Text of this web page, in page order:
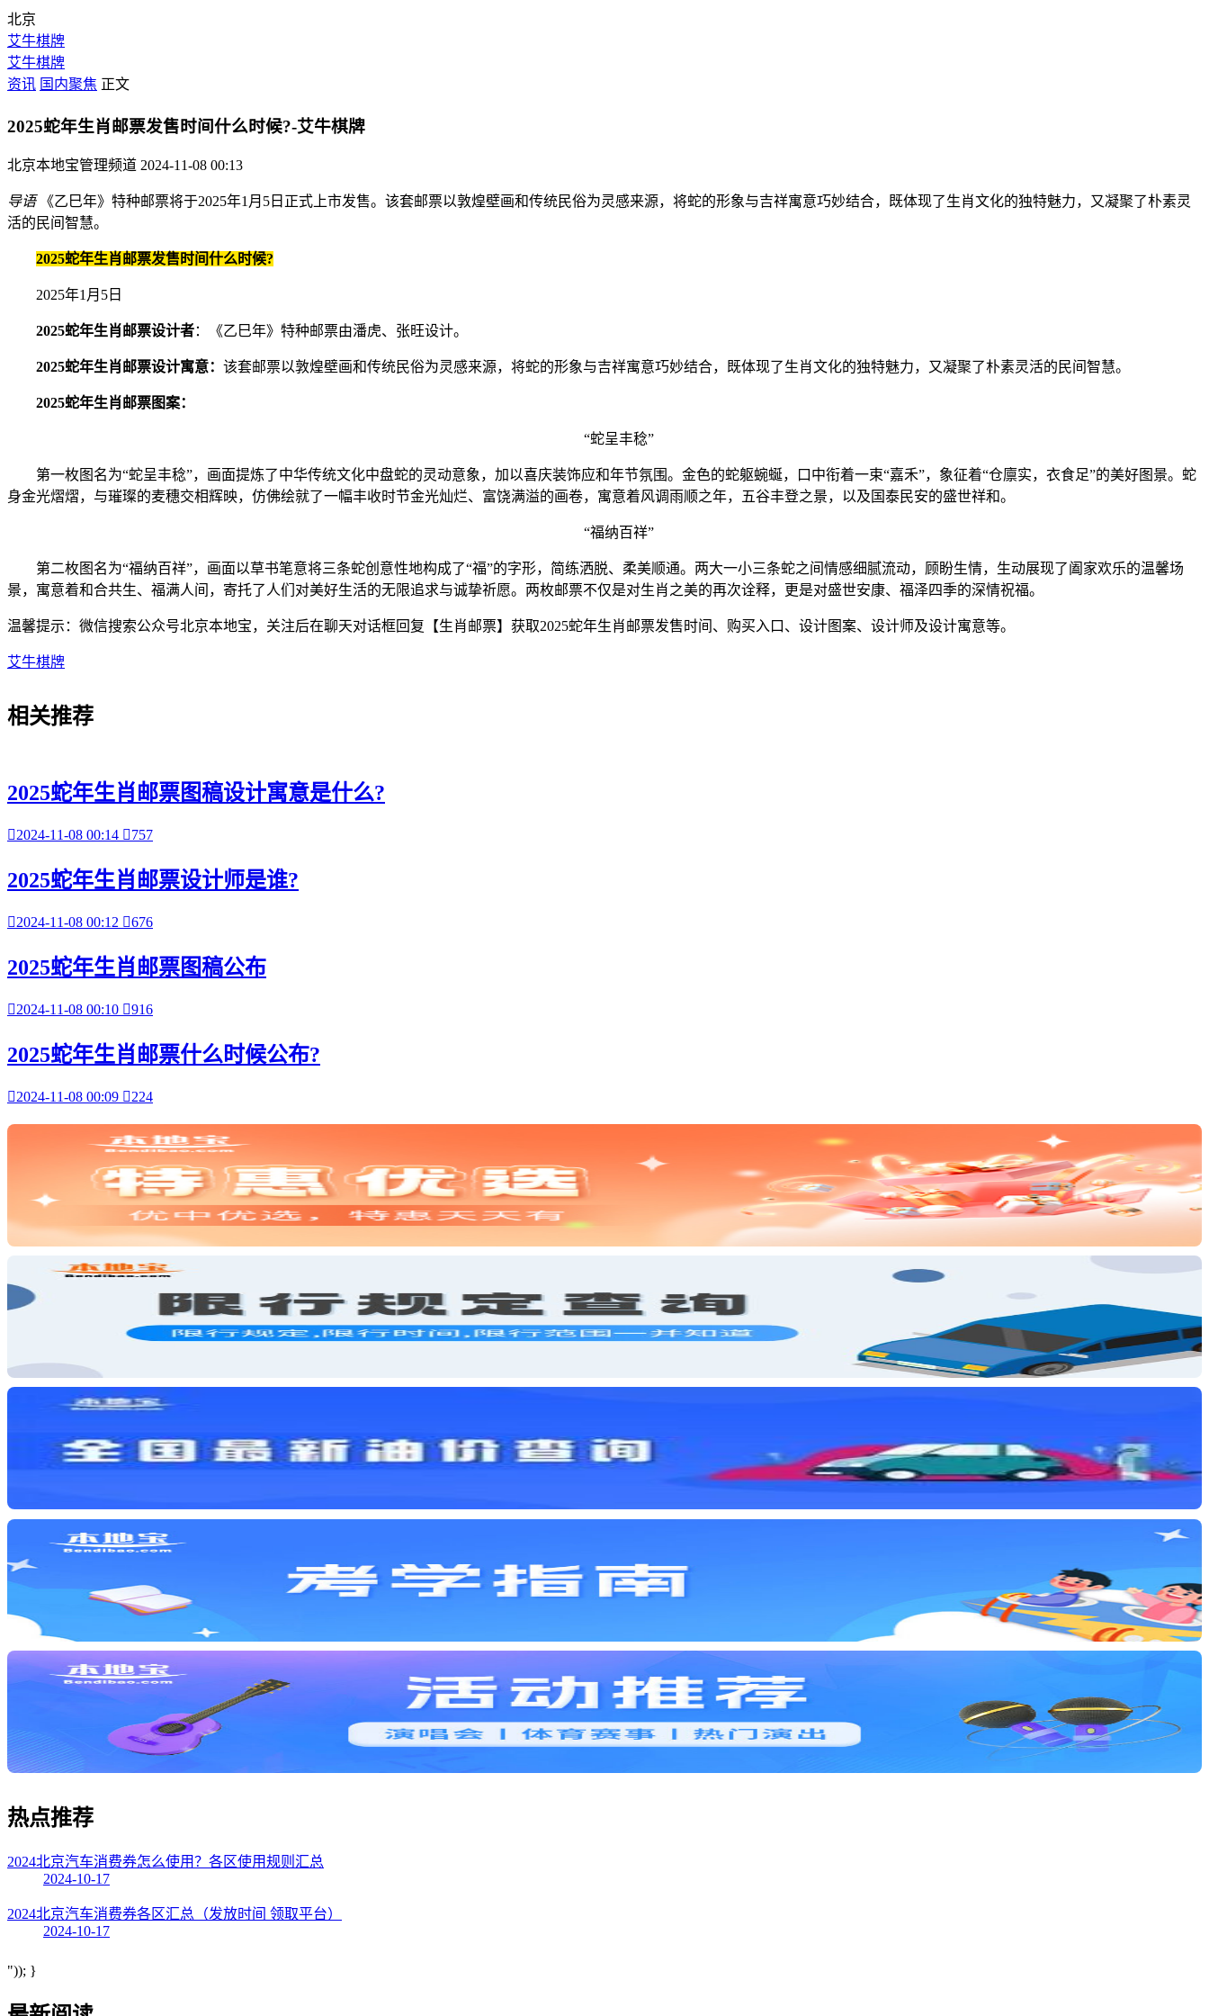
北京
艾牛棋牌
艾牛棋牌
资讯 国内聚焦 正文
2025蛇年生肖邮票发售时间什么时候?-艾牛棋牌
北京本地宝管理频道 2024-11-08 00:13
导语《乙巳年》特种邮票将于2025年1月5日正式上市发售。该套邮票以敦煌壁画和传统民俗为灵感来源，将蛇的形象与吉祥寓意巧妙结合，既体现了生肖文化的独特魅力，又凝聚了朴素灵
活的民间智慧。
2025蛇年生肖邮票发售时间什么时候?
2025年1月5日
2025蛇年生肖邮票设计者：《乙巳年》特种邮票由潘虎、张旺设计。
2025蛇年生肖邮票设计寓意： 该套邮票以敦煌壁画和传统民俗为灵感来源，将蛇的形象与吉祥寓意巧妙结合，既体现了生肖文化的独特魅力，又凝聚了朴素灵活的民间智慧。
2025蛇年生肖邮票图案：
“蛇呈丰稔”
第一枚图名为“蛇呈丰稔”，画面提炼了中华传统文化中盘蛇的灵动意象，加以喜庆装饰应和年节氛围。金色的蛇躯蜿蜒，口中衔着一束“嘉禾”，象征着“仓廪实，衣食足”的美好图景。蛇
身金光熠熠，与璀璨的麦穗交相辉映，仿佛绘就了一幅丰收时节金光灿烂、富饶满溢的画卷，寓意着风调雨顺之年，五谷丰登之景，以及国泰民安的盛世祥和。
“福纳百祥”
第二枚图名为“福纳百祥”，画面以草书笔意将三条蛇创意性地构成了“福”的字形，简练洒脱、柔美顺通。两大一小三条蛇之间情感细腻流动，顾盼生情，生动展现了阖家欢乐的温馨场
景，寓意着和合共生、福满人间，寄托了人们对美好生活的无限追求与诚挚祈愿。两枚邮票不仅是对生肖之美的再次诠释，更是对盛世安康、福泽四季的深情祝福。
温馨提示：微信搜索公众号北京本地宝，关注后在聊天对话框回复【生肖邮票】获取2025蛇年生肖邮票发售时间、购买入口、设计图案、设计师及设计寓意等。
艾牛棋牌
相关推荐
2025蛇年生肖邮票图稿设计寓意是什么?
2024-11-08 00:14 757
2025蛇年生肖邮票设计师是谁?
2024-11-08 00:12 676
2025蛇年生肖邮票图稿公布
2024-11-08 00:10 916
2025蛇年生肖邮票什么时候公布?
2024-11-08 00:09 224
热点推荐
2024北京汽车消费券怎么使用？各区使用规则汇总
2024-10-17
2024北京汽车消费券各区汇总（发放时间 领取平台）
2024-10-17
")); }